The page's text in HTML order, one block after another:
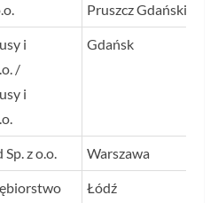
Pruszcz Gdański
i
/
i
Gdańsk
z o.o. Warszawa
Łódź